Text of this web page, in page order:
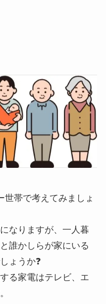
帯で考えてみましょ
なりますが、一人暮
誰かしらが家にいる
ょうか❓
る家電はテレビ、エ